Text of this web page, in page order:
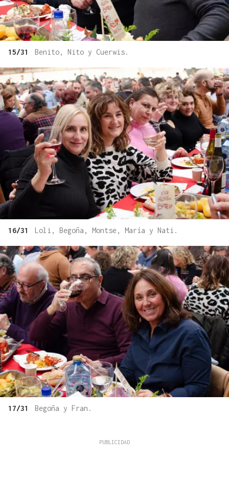
15/31 Benito, Nito y Cuerwis.
16/31 Loli, Begoña, Montse, María y Nati.
17/31 Begoña y Fran.